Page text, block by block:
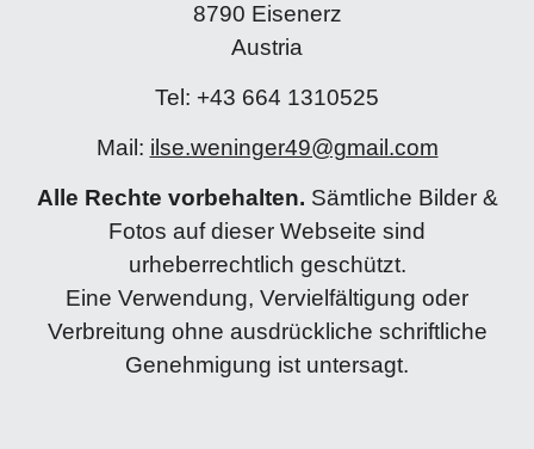
8790 Eisenerz
Austria
Tel: +43 664 1310525
Mail: ilse.weninger49@gmail.com
Alle Rechte vorbehalten. Sämtliche Bilder &
Fotos auf dieser Webseite sind
urheberrechtlich geschützt.
Eine Verwendung, Vervielfältigung oder
Verbreitung ohne ausdrückliche schriftliche
Genehmigung ist untersagt.